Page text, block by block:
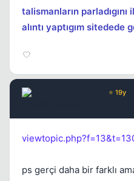
talismanların
alıntı yaptıgım sitedede
⭐ 19y
ps gerçi daha bir farklı